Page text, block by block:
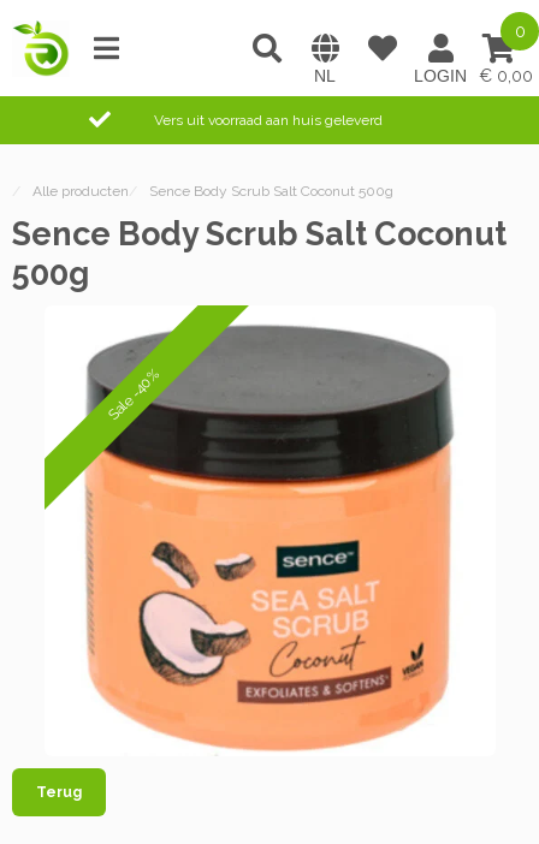
0,00
0
Vers uit voorraad aan huis geleverd
/ Alle producten / Sence Body Scrub Salt Coconut 500g
Sence Body Scrub Salt Coconut
500g
Sale -40%
Terug